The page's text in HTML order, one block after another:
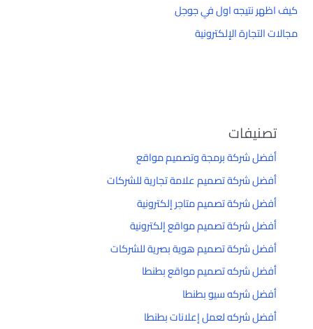
كيف اظهر نتيجه اول في جوجل
مجالات التجارة الإلكترونية
تصنيفات
أفضل شركة برمجة وتصميم مواقع
أفضل شركة تصميم علامة تجارية للشركات
أفضل شركة تصميم متاجر إلكترونية
أفضل شركة تصميم مواقع إلكترونية
أفضل شركة تصميم هوية بصرية للشركات
أفضل شركه تصميم مواقع بطنطا
أفضل شركه سيو بطنطا
أفضل شركه لعمل إعلانات بطنطا